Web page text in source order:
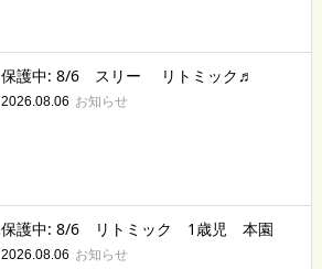
保護中: 8/6 スリー リトミック♬
2026.08.06 お知らせ
保護中: 8/6 リトミック 1歳児 本園
2026.08.06 お知らせ